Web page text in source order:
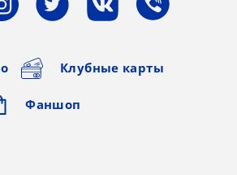
Клубные карты
Фаншоп